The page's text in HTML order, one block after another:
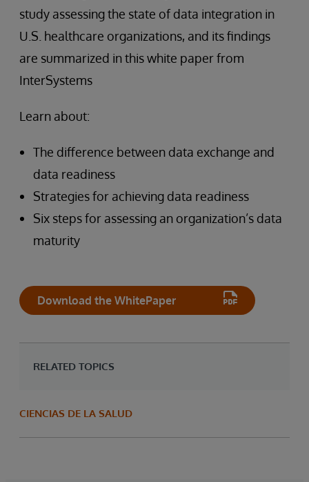
study assessing the state of data integration in
U.S. healthcare organizations, and its findings
are summarized in this white paper from
InterSystems
Learn about:
The difference between data exchange and
data readiness
Strategies for achieving data readiness
Six steps for assessing an organization’s data
maturity
Download the WhitePaper
RELATED TOPICS
CIENCIAS DE LA SALUD